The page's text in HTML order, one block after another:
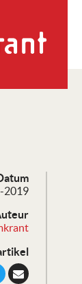
2019